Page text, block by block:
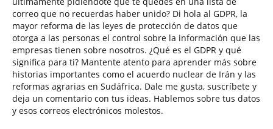
correo que no recuerdas haber unido? Di hola al GDPR, la
mayor reforma de las leyes de protección de datos que
otorga a las personas el control sobre la información que las
empresas tienen sobre nosotros. ¿Qué es el GDPR y qué
significa para ti? Mantente atento para aprender más sobre
historias importantes como el acuerdo nuclear de Irán y las
reformas agrarias en Sudáfrica. Dale me gusta, suscríbete y
deja un comentario con tus ideas. Hablemos sobre tus datos
y esos correos electrónicos molestos.